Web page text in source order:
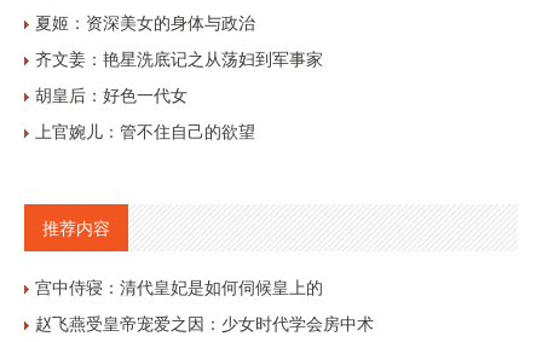
夏姬：资深美女的身体与政治
齐文姜：艳星洗底记之从荡妇到军事家
胡皇后：好色一代女
上官婉儿：管不住自己的欲望
推荐内容
宫中侍寝：清代皇妃是如何伺候皇上的
赵飞燕受皇帝宠爱之因：少女时代学会房中术